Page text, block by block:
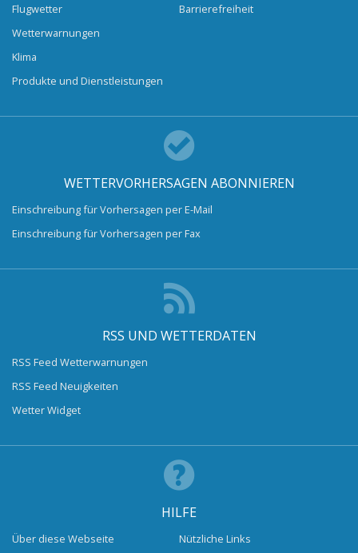
Flugwetter
Wetterwarnungen
Klima
Produkte und Dienstleistungen
Barrierefreiheit
WETTERVORHERSAGEN ABONNIEREN
Einschreibung für Vorhersagen per E-Mail
Einschreibung für Vorhersagen per Fax
RSS UND WETTERDATEN
RSS Feed Wetterwarnungen
RSS Feed Neuigkeiten
Wetter Widget
HILFE
Über diese Webseite Nützliche Links